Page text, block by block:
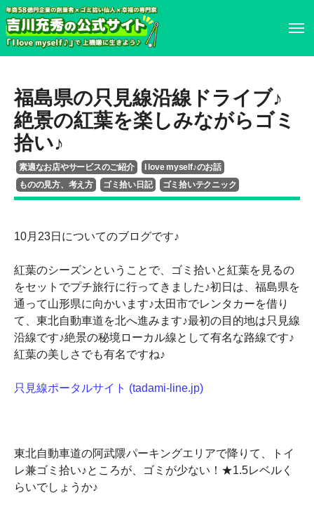
プロフィール
書籍・DVD
イベント・講演情報
メディア掲載情報
お問い合わせ
プロフィール
履歴書
書籍・DVD
イベント・講演情報
メディア掲載情報
お問い合わせ
福島県の只見線沿線ドライブ♪
絶景の紅葉を楽しみながらゴミ
拾い♪
素適なお店やサービスのご紹介
I love myself♪のお話
ものの見方、考え方
ゴミ拾い日記 ゴミ拾いテクニック
10月23日についてのブログです♪
紅葉のシーズンということで、ゴミ拾いと紅葉を見るの
をセットでプチ旅行に行ってきました♪初日は、福島県を
通って山形県に向かいます♪太田市でレンタカーを借り
て、東北自動車道を北へ進みます♪最初の目的地は只見線
沿線です♪絶景の秘境ローカル線として有名な路線です♪
紅葉の美しさでも有名ですね♪
只見線ポータルサイト (tadami-line.jp)
東北自動車道の阿武隈パーキングエリアで降りて、トイ
レ兼ゴミ拾い♪ところが、ゴミが少ない！★1.5レベルく
らいでしょうか♪